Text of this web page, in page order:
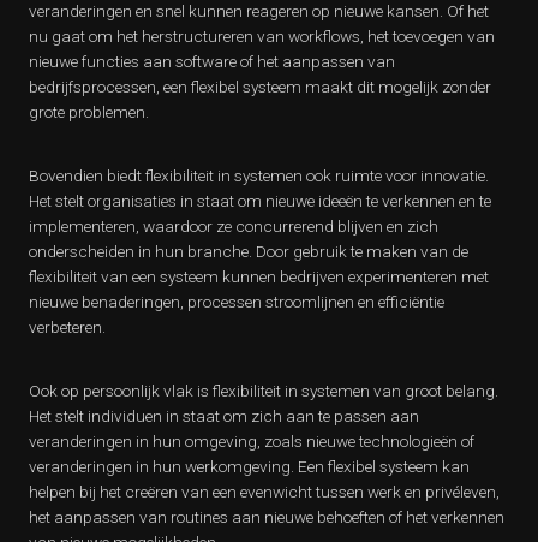
veranderingen en snel kunnen reageren op nieuwe kansen. Of het
nu gaat om het herstructureren van workflows, het toevoegen van
nieuwe functies aan software of het aanpassen van
bedrijfsprocessen, een flexibel systeem maakt dit mogelijk zonder
grote problemen.
Bovendien biedt flexibiliteit in systemen ook ruimte voor innovatie.
Het stelt organisaties in staat om nieuwe ideeën te verkennen en te
implementeren, waardoor ze concurrerend blijven en zich
onderscheiden in hun branche. Door gebruik te maken van de
flexibiliteit van een systeem kunnen bedrijven experimenteren met
nieuwe benaderingen, processen stroomlijnen en efficiëntie
verbeteren.
Ook op persoonlijk vlak is flexibiliteit in systemen van groot belang.
Het stelt individuen in staat om zich aan te passen aan
veranderingen in hun omgeving, zoals nieuwe technologieën of
veranderingen in hun werkomgeving. Een flexibel systeem kan
helpen bij het creëren van een evenwicht tussen werk en privéleven,
het aanpassen van routines aan nieuwe behoeften of het verkennen